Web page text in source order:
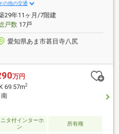
、ハウスクリーニング済）◎七
立地♪◎南向きバルコニーなので
空無 4000円/月経験豊富なス
の他の交通
29年11ヶ月/7階建
戸数17戸
愛知県あま市甚目寺八尻
万円
69.57m2
タ付インターホ
ン
所有権